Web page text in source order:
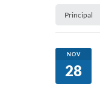
Principal
NOV
28